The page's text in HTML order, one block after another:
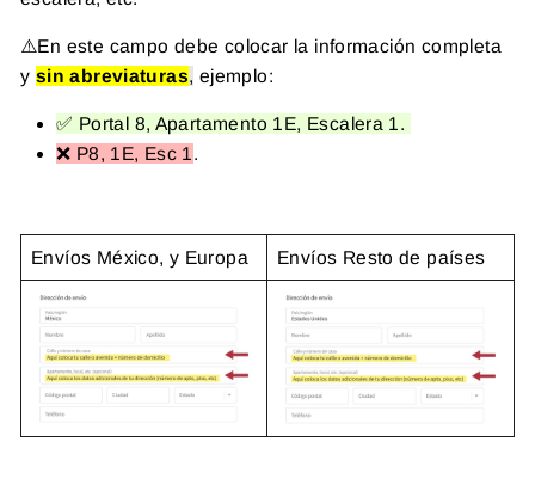
⚠️En este campo debe colocar la información completa
y sin abreviaturas, ejemplo:
✅ Portal 8, Apartamento 1E, Escalera 1.
❌ P8, 1E, Esc 1.
Envíos México, y Europa Envíos Resto de países